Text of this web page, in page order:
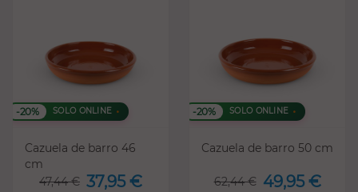
-20% SOLO ONLINE
Cazuela de barro 46
cm
47,44 € 37,95 €
-20% SOLO ONLINE
Cazuela de barro 50 cm
62,44 € 49,95 €